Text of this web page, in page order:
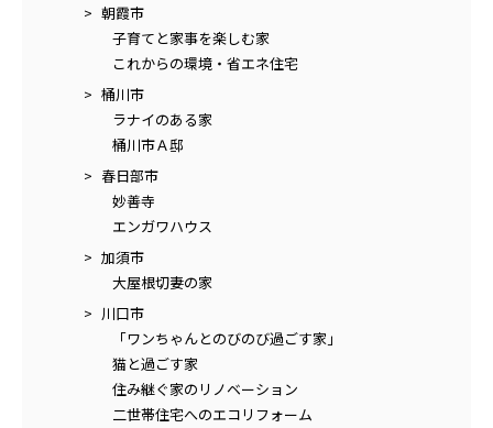
朝霞市
子育てと家事を楽しむ家
これからの環境・省エネ住宅
桶川市
ラナイのある家
桶川市Ａ邸
春日部市
妙善寺
エンガワハウス
加須市
大屋根切妻の家
川口市
「ワンちゃんとのびのび過ごす家」
猫と過ごす家
住み継ぐ家のリノベーション
二世帯住宅へのエコリフォーム